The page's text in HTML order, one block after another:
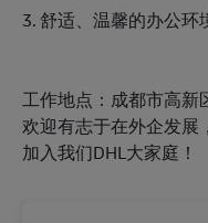
3. 舒适、温馨的办公环
工作地点：成都市高新
欢迎有志于在外企发展
加入我们DHL大家庭！